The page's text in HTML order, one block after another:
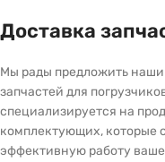
Доставка
Мы рады предложить
запчастей для
специализируется на
комплектующих, которые
эффективную работу